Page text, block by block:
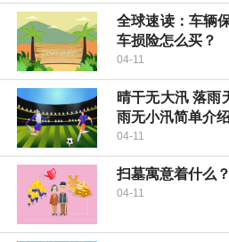
全球速读：车辆
车损险怎么买？
04-11
晴干无大汛 落雨
雨无小汛简单介
04-11
扫墓寓意着什么
04-11